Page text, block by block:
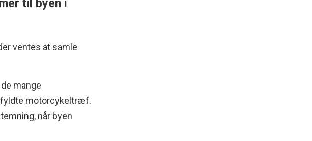
til byen i
ventes at samle
mange
motorcykeltræf.
når byen